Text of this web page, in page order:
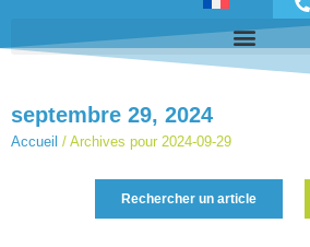
septembre 29, 2024
Accueil / Archives pour 2024-09-29
Rechercher un article